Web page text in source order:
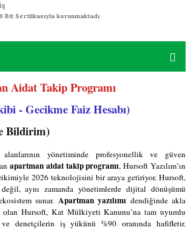
Bit Sertiikasıyla korunmaktadı
Aidat Takip Programı
- Gecikme Faiz Hesabı)
Bildirim)
yönetiminde profesyonellik ve güven
apartman aidat takip programı, Hursoft Yazılım’ın
2026 teknolojisini bir araya getiriyor. Hursoft,
aynı zamanda yönetimlerde dijital dönüşümü
sunar. Apartman yazılımı dendiğinde akla
Hursoft, Kat Mülkiyeti Kanunu’na tam uyumlu
ve denetçilerin iş yükünü %90 oranında hafifletir.